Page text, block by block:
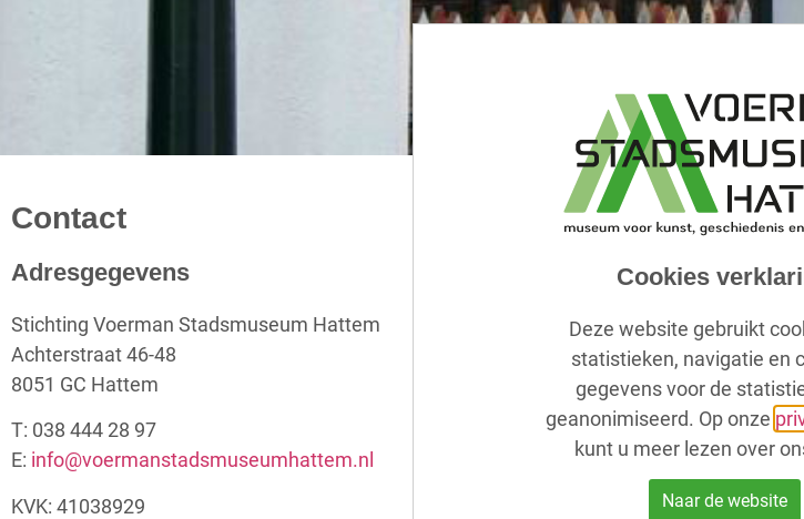
Contact
Adresgegevens
Stichting Voerman Stadsmuseum Hattem
Achterstraat 46-48
8051 GC Hattem
T: 038 444 28 97
E: info@voermanstadsmuseumhattem.nl
KVK: 41038929
Cookies
Deze website gebruikt
statistieken, navigatie en
gegevens voor de
geanonimiseerd. Op onze
kunt u meer lezen over
Naar de website